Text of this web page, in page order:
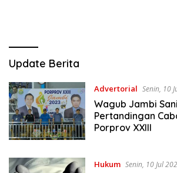
Jambiwin.com
Update Berita
Advertorial Senin, 10
Wagub Jambi
Pertandingan
Porprov XXIII
Hukum Senin, 10 Jul